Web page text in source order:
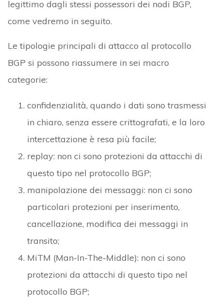
legittimo dagli stessi possessori dei nodi BGP,
come vedremo in seguito.
Le tipologie principali di attacco al protocollo
BGP si possono riassumere in sei macro
categorie:
confidenzialità, quando i dati sono trasmessi
in chiaro, senza essere crittografati, e la loro
intercettazione è resa più facile;
replay: non ci sono protezioni da attacchi di
questo tipo nel protocollo BGP;
manipolazione dei messaggi: non ci sono
particolari protezioni per inserimento,
cancellazione, modifica dei messaggi in
transito;
MiTM (Man-In-The-Middle): non ci sono
protezioni da attacchi di questo tipo nel
protocollo BGP;